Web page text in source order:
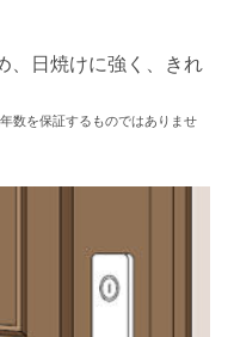
、日焼けに強く、きれ
数を保証するものではありませ